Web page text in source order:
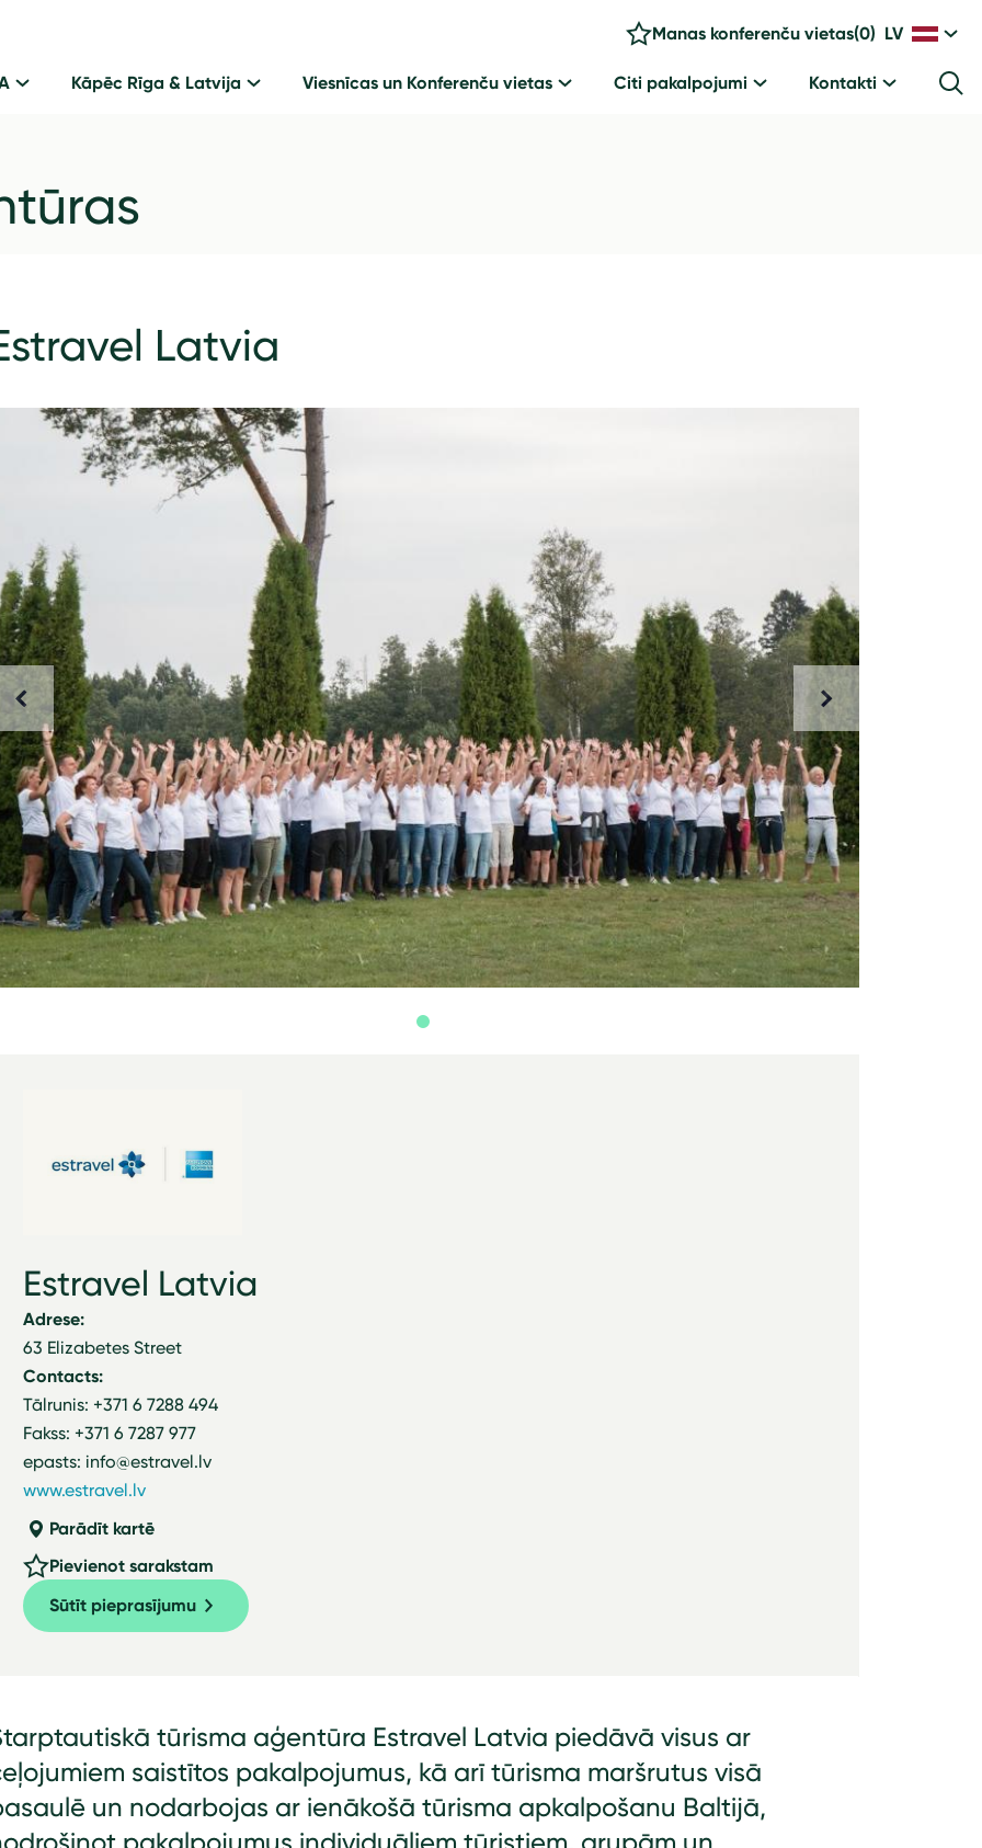
Manas konferenču vietas(0) LV
Kāpēc Rīga & Latvija Viesnīcas un Konferenču vietas Citi pakalpojumi Kontakti
Latvia
Estravel Latvia
Adrese:
63 Elizabetes Street
Contacts:
Tālrunis: +371 6 7288 494
Fakss: +371 6 7287 977
epasts: info@estravel.lv
www.estravel.lv
Parādīt kartē
Pievienot sarakstam
Sūtīt pieprasījumu
tūrisma aģentūra Estravel Latvia piedāvā visus ar
saistītos pakalpojumus, kā arī tūrisma maršrutus visā
un nodarbojas ar ienākošā tūrisma apkalpošanu Baltijā,